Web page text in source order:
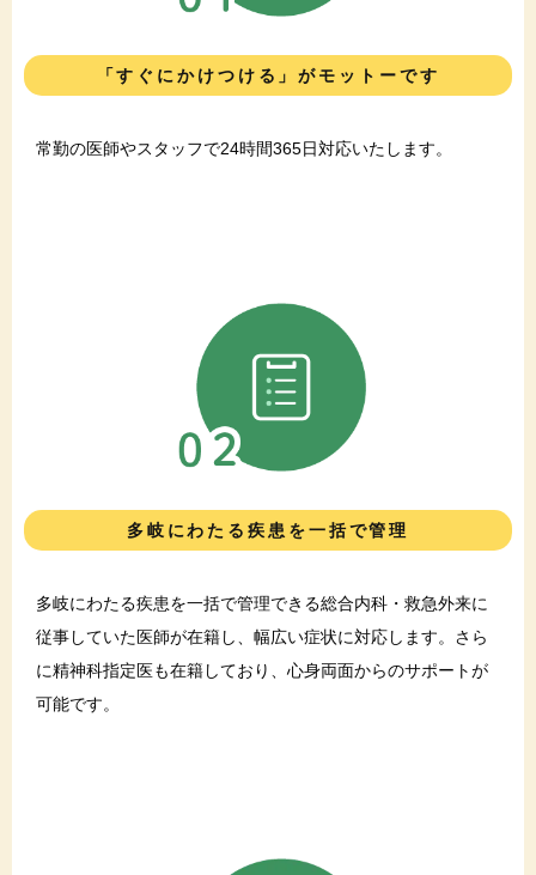
「すぐにかけつける」がモットーです
常勤の医師やスタッフで24時間365日対応いたします。
多岐にわたる疾患を一括で管理
多岐にわたる疾患を一括で管理できる総合内科・救急外来に
従事していた医師が在籍し、幅広い症状に対応します。さら
に精神科指定医も在籍しており、心身両面からのサポートが
可能です。